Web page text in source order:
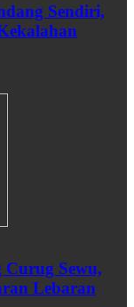
Sendiri,
Curug Sewu,
Lebaran